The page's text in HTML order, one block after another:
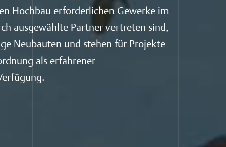
Hochbau erforderlichen Gewerke im
ausgewählte Partner vertreten sind,
Neubauten und stehen für Projekte
als erfahrener